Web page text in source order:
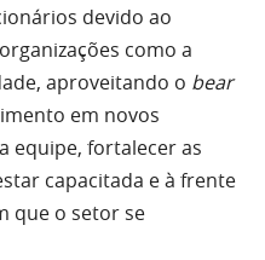
devido ao
como a
aproveitando o bear
em novos
equipe, fortalecer as
capacitada e à frente
que o setor se